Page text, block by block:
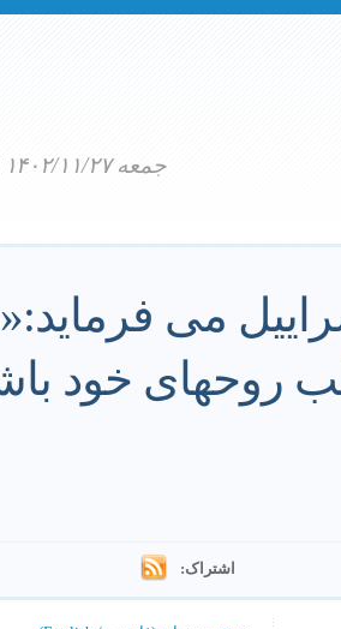
جمعه ۱۴۰۲/۱۱/۲۷
می
روحهای خود
اشتراک: